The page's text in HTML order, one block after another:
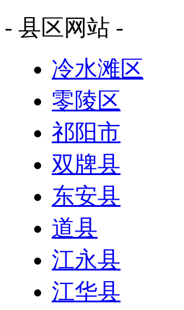
- 县区网站 -
冷水滩区
零陵区
祁阳市
双牌县
东安县
道县
江永县
江华县